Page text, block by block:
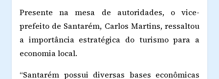
Presente na mesa de autoridades, o vice-
prefeito de Santarém, Carlos Martins, ressaltou
a importância estratégica do turismo para a
economia local.
“Santarém possui diversas bases econômicas